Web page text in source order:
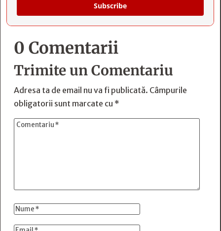
Subscribe
0 Comentarii
Trimite un Comentariu
Adresa ta de email nu va fi publicată. Câmpurile
obligatorii sunt marcate cu *